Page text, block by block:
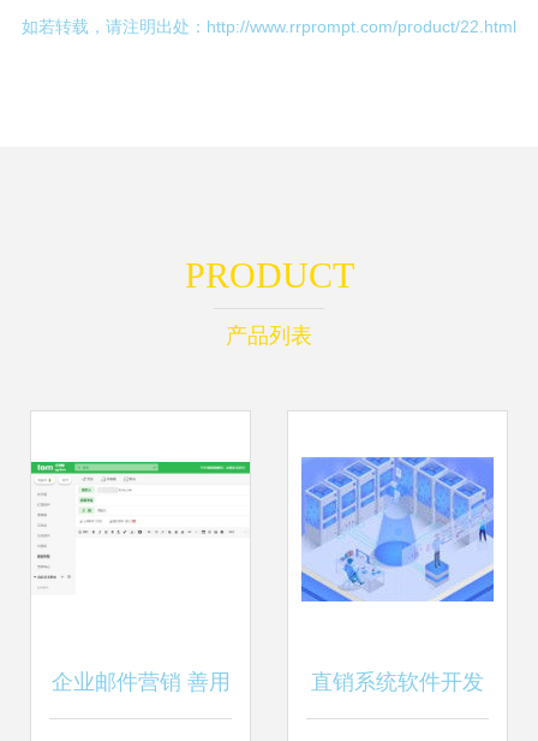
如若转载，请注明出处：http://www.rrprompt.com/product/22.html
PRODUCT
产品列表
企业邮件营销 善用 直销系统软件开发